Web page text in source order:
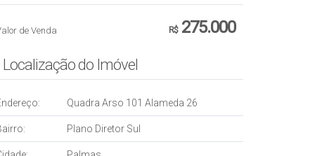
R$275.000
de Venda
Localização do Imóvel
Quadra Arso 101 Alameda 26
Plano Diretor Sul